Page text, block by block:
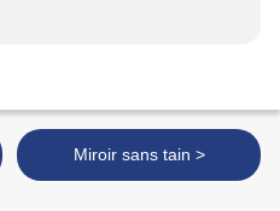
Miroir sans tain >